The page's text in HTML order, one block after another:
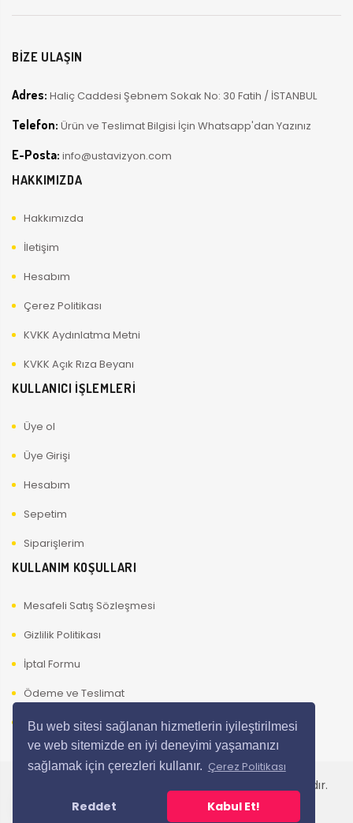
Bu web sitesi sağlanan hizmetlerin iyileştirilmesi
ve web sitemizde en iyi deneyimi yaşamanızı
sağlamak için çerezleri kullanır. Çerez Politikası
Reddet Kabul Et!
BİZE ULAŞIN
Adres: Haliç Caddesi Şebnem Sokak No: 30 Fatih / İSTANBUL
Telefon: Ürün ve Teslimat Bilgisi İçin Whatsapp'dan Yazınız
E-Posta: info@ustavizyon.com
HAKKIMIZDA
Hakkımızda
İletişim
Hesabım
Çerez Politikası
KVKK Aydınlatma Metni
KVKK Açık Rıza Beyanı
KULLANICI İŞLEMLERİ
Üye ol
Üye Girişi
Hesabım
Sepetim
Siparişlerim
KULLANIM KOŞULLARI
Mesafeli Satış Sözleşmesi
Gizlilik Politikası
İptal Formu
Ödeme ve Teslimat
Kullanıcı Güvenliği
Copyright © 3Y Elektronik LTD ŞTİ Tüm Hakları Saklıdır.